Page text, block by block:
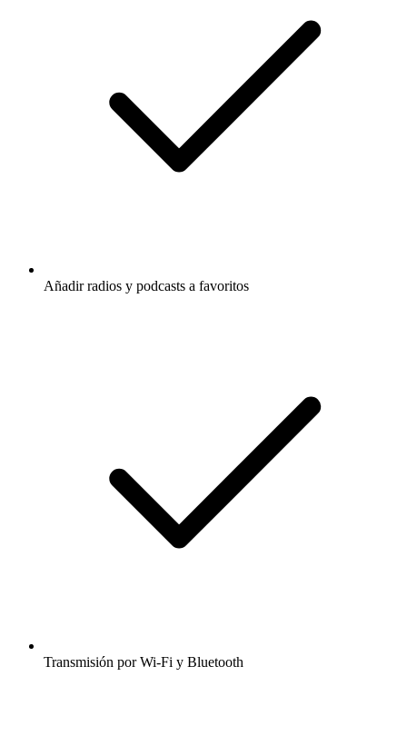
Añadir radios y podcasts a favoritos
Transmisión por Wi-Fi y Bluetooth